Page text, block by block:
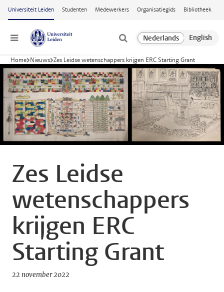
Ga naar hoofdinhoud
Universiteit Leiden Studenten Medewerkers Organisatiegids Bibliotheek
Menu
Home Nieuws Zes Leidse wetenschappers krijgen ERC Starting Grant
Zes Leidse
wetenschappers
krijgen ERC
Starting Grant
22 november 2022